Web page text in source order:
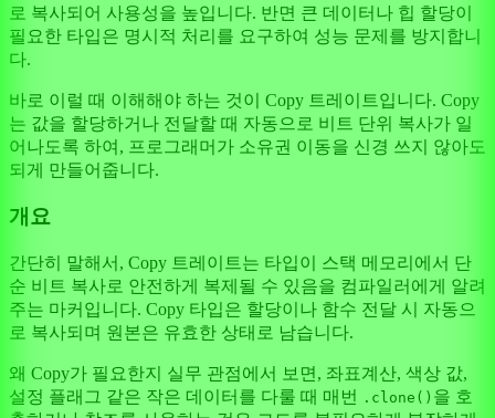
로 복사되어 사용성을 높입니다. 반면 큰 데이터나 힙 할당이
필요한 타입은 명시적 처리를 요구하여 성능 문제를 방지합니
다.
바로 이럴 때 이해해야 하는 것이 Copy 트레이트입니다. Copy
는 값을 할당하거나 전달할 때 자동으로 비트 단위 복사가 일
어나도록 하여, 프로그래머가 소유권 이동을 신경 쓰지 않아도
되게 만들어줍니다.
개요
간단히 말해서, Copy 트레이트는 타입이 스택 메모리에서 단
순 비트 복사로 안전하게 복제될 수 있음을 컴파일러에게 알려
주는 마커입니다. Copy 타입은 할당이나 함수 전달 시 자동으
로 복사되며 원본은 유효한 상태로 남습니다.
왜 Copy가 필요한지 실무 관점에서 보면, 좌표계산, 색상 값,
설정 플래그 같은 작은 데이터를 다룰 때 매번
.clone() 을 호